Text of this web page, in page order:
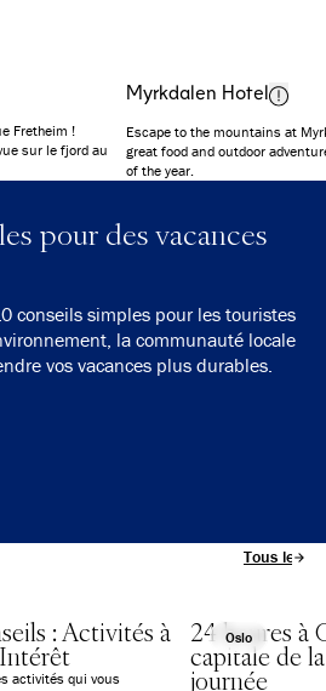
Fretheim !
sur le fjord au
Myrkdalen Hotel
Escape to the mountains at
great food and outdoor
of the year.
pour des vacances
conseils simples pour les touristes
la communauté locale
vos vacances plus durables.
Tous les
: Activités à
activités qui vous
Oslo
24 heures à
capitale de
journée